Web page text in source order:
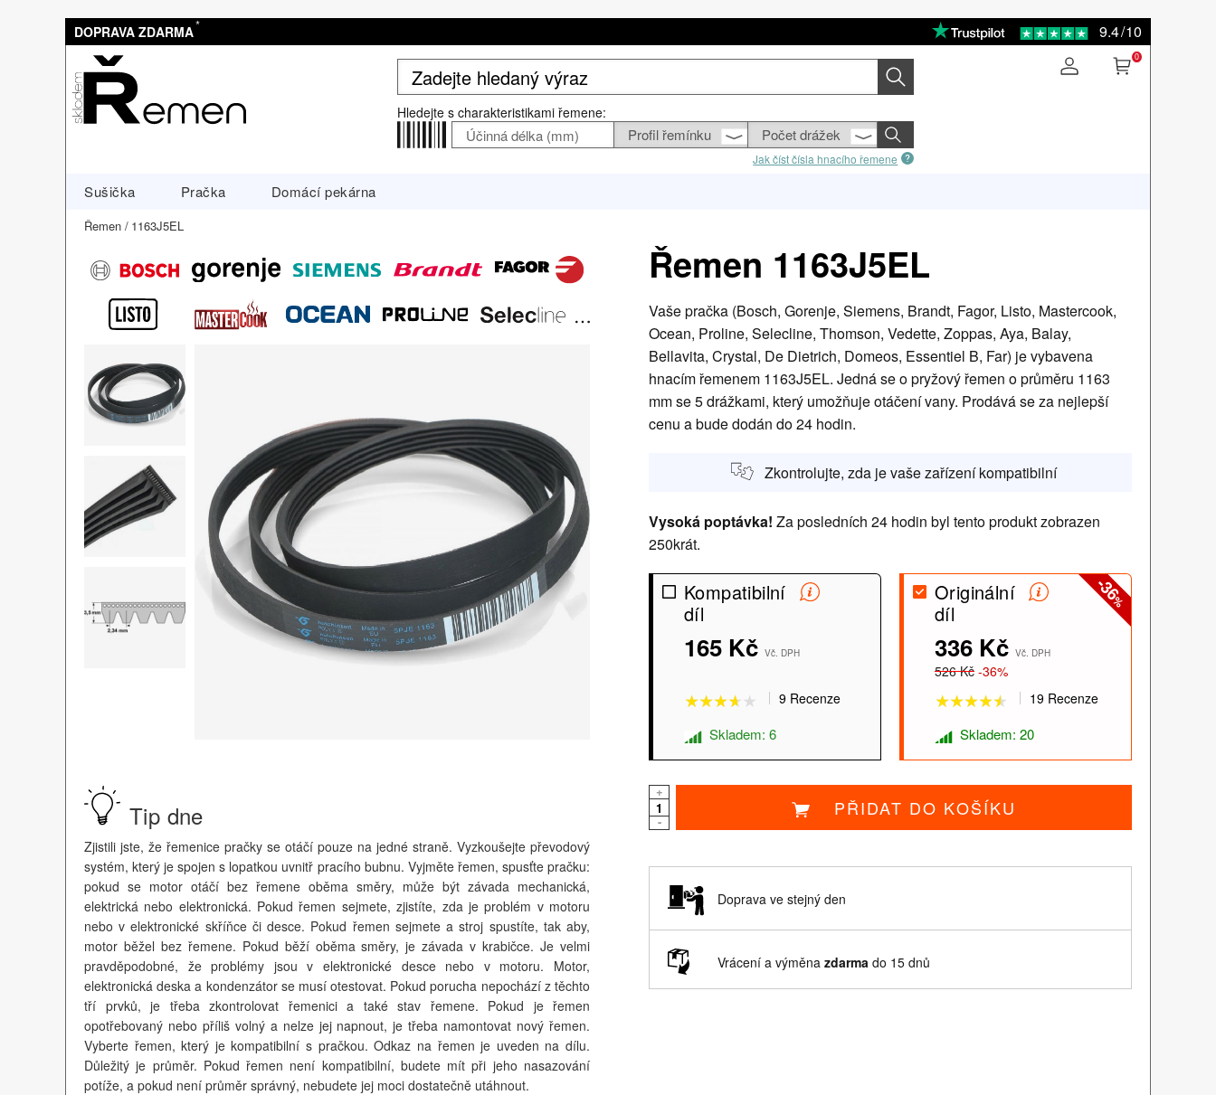
DOPRAVA ZDARMA* 9.4/10
Hledejte s charakteristikami řemene:
Jak číst čísla hnacího řemene
0
Sušička Pračka Domácí pekárna
Řemen 1163J5EL
Tip dne
Zjistili jste, že řemenice pračky se otáčí pouze na jedné straně. Vyzkoušejte převodový
systém, který je spojen s lopatkou uvnitř pracího bubnu. Vyjměte řemen, spusťte pračku:
pokud se motor otáčí bez řemene oběma směry, může být závada mechanická,
elektrická nebo elektronická. Pokud řemen sejmete, zjistíte, zda je problém v motoru
nebo v elektronické skříňce či desce. Pokud řemen sejmete a stroj spustíte, tak aby,
motor běžel bez řemene. Pokud běží oběma směry, je závada v krabičce. Je velmi
pravděpodobné, že problémy jsou v elektronické desce nebo v motoru. Motor,
elektronická deska a kondenzátor se musí otestovat. Pokud porucha nepochází z těchto
tří prvků, je třeba zkontrolovat řemenici a také stav řemene. Pokud je řemen
opotřebovaný nebo příliš volný a nelze jej napnout, je třeba namontovat nový řemen.
Vyberte řemen, který je kompatibilní s pračkou. Odkaz na řemen je uveden na dílu.
Důležitý je průměr. Pokud řemen není kompatibilní, budete mít při jeho nasazování
potíže, a pokud není průměr správný, nebudete jej moci dostatečně utáhnout.
Řemen 1163J5EL
Vaše pračka (Bosch, Gorenje, Siemens, Brandt, Fagor, Listo, Mastercook,
Ocean, Proline, Selecline, Thomson, Vedette, Zoppas, Aya, Balay,
Bellavita, Crystal, De Dietrich, Domeos, Essentiel B, Far) je vybavena
hnacím řemenem 1163J5EL. Jedná se o pryžový řemen o průměru 1163
mm se 5 drážkami, který umožňuje otáčení vany. Prodává se za nejlepší
cenu a bude dodán do 24 hodin.
Zkontrolujte, zda je vaše zařízení kompatibilní
Vysoká poptávka! Za posledních 24 hodin byl tento produkt zobrazen
250krát.
Kompatibilní
díl
165 Kč Vč. DPH
9 Recenze
Skladem: 6
-36
%
Originální
díl
336 Kč Vč. DPH
526 Kč -36%
19 Recenze
Skladem: 20
+
-
PŘIDAT DO KOŠÍKU
Doprava ve stejný den
Vrácení a výměna zdarma do 15 dnů